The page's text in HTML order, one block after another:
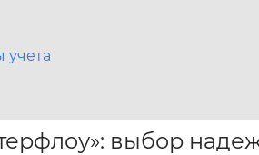
учета
выбор